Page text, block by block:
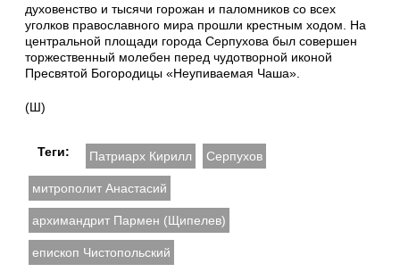
духовенство и тысячи горожан и паломников со всех
уголков православного мира прошли крестным ходом. На
центральной площади города Серпухова был совершен
торжественный молебен перед чудотворной иконой
Пресвятой Богородицы «Неупиваемая Чаша».
(Ш)
Теги: Патриарх Кирилл Серпухов
митрополит Анастасий
архимандрит Пармен (Щипелев)
епископ Чистопольский